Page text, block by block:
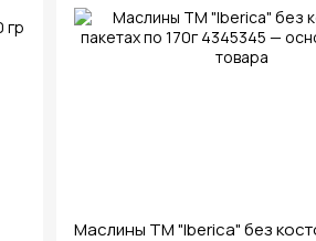
Маслины ТМ "Iberica" ​​без